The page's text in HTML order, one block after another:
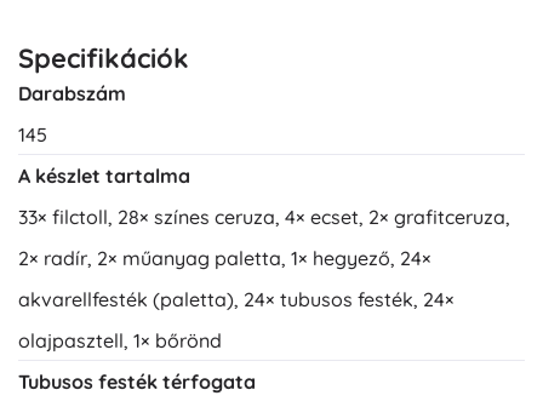
Specifikációk
Darabszám
145
A készlet tartalma
33× filctoll, 28× színes ceruza, 4× ecset, 2× grafitceruza,
2× radír, 2× műanyag paletta, 1× hegyező, 24×
akvarellfesték (paletta), 24× tubusos festék, 24×
olajpasztell, 1× bőrönd
Tubusos festék térfogata